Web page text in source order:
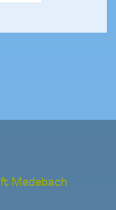
Medebach